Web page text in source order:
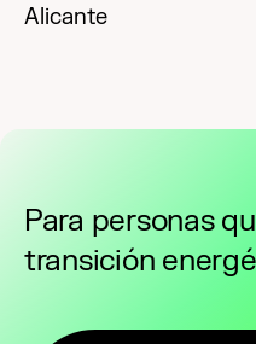
Alicante
Para personas
transición